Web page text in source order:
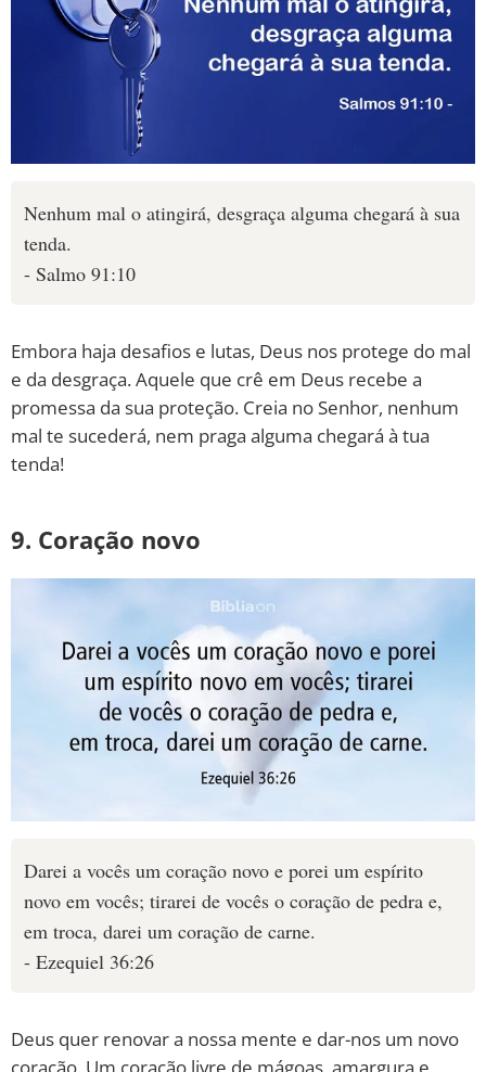
Nenhum mal o atingirá, desgraça alguma chegará à sua
tenda.
- Salmo 91:10
Embora haja desafios e lutas, Deus nos protege do mal
e da desgraça. Aquele que crê em Deus recebe a
promessa da sua proteção. Creia no Senhor, nenhum
mal te sucederá, nem praga alguma chegará à tua
tenda!
9. Coração novo
Darei a vocês um coração novo e porei um espírito
novo em vocês; tirarei de vocês o coração de pedra e,
em troca, darei um coração de carne.
- Ezequiel 36:26
Deus quer renovar a nossa mente e dar-nos um novo